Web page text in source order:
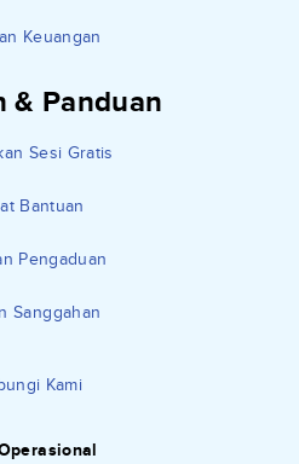
Keuangan
& Panduan
Sesi Gratis
Bantuan
Pengaduan
Sanggahan
Kami